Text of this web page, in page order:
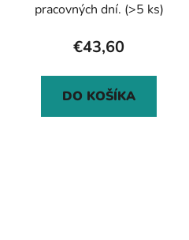
pracovných dní. (>5 ks)
€43,60
DO KOŠÍKA